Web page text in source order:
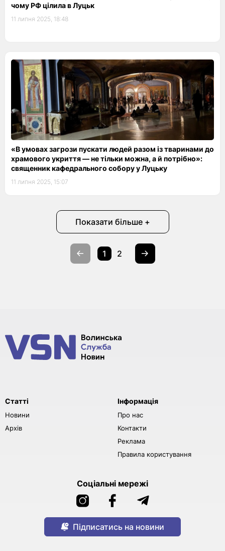
чому РФ цілила в Луцьк
11 липня 2025, 18:48
«В умовах загрози пускати людей разом із тваринами до
храмового укриття — не тільки можна, а й потрібно»:
священник кафедрального собору у Луцьку
11 липня 2025, 15:07
Показати більше +
1 2
Статті
Новини
Архів
Інформація
Про нас
Контакти
Реклама
Правила користування
Соціальні мережі
Підписатись на новини